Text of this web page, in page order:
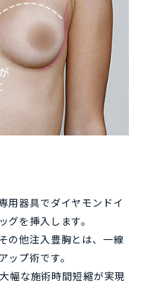
用器具でダイヤモンドイ
を挿入します。
の他注入豊胸とは、一線
プ術です。
幅な施術時間短縮が実現